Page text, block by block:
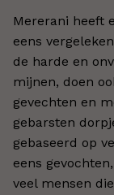
Mererani heeft
eens
de harde en
mijnen, doen
gevechten en
gebarsten
gebaseerd op
eens
veel mensen